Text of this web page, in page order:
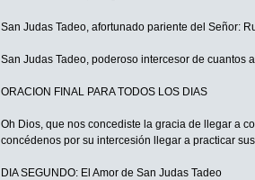
San Judas Tadeo, afortunado pariente del Señor:
San Judas Tadeo, poderoso intercesor de cuantos
ORACION FINAL PARA TODOS LOS DIAS
Oh Dios, que nos concediste la gracia de llegar a
concédenos por su intercesión llegar a practicar
DIA SEGUNDO: El Amor de San Judas Tadeo